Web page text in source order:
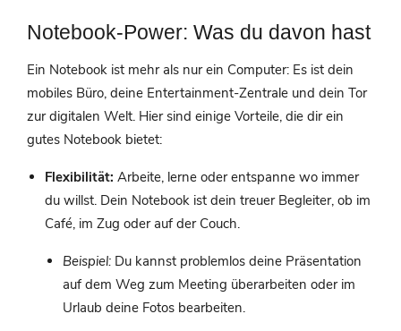
Notebook-Power: Was du davon hast
Ein Notebook ist mehr als nur ein Computer: Es ist dein
mobiles Büro, deine Entertainment-Zentrale und dein Tor
zur digitalen Welt. Hier sind einige Vorteile, die dir ein
gutes Notebook bietet:
Flexibilität: Arbeite, lerne oder entspanne wo immer
du willst. Dein Notebook ist dein treuer Begleiter, ob im
Café, im Zug oder auf der Couch.
Beispiel: Du kannst problemlos deine Präsentation
auf dem Weg zum Meeting überarbeiten oder im
Urlaub deine Fotos bearbeiten.